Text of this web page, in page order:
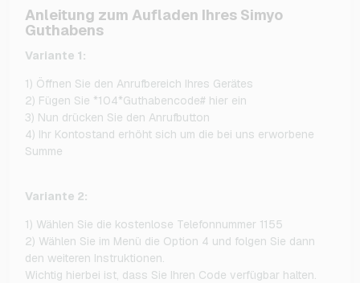
Anleitung zum Aufladen Ihres Simyo
Guthabens
Variante 1:
1) Öffnen Sie den Anrufbereich Ihres Gerätes
2) Fügen Sie *104*Guthabencode# hier ein
3) Nun drücken Sie den Anrufbutton
4) Ihr Kontostand erhöht sich um die bei uns erworbene
Summe
Variante 2:
1) Wählen Sie die kostenlose Telefonnummer 1155
2) Wählen Sie im Menü die Option 4 und folgen Sie dann
den weiteren Instruktionen.
Wichtig hierbei ist, dass Sie Ihren Code verfügbar halten.